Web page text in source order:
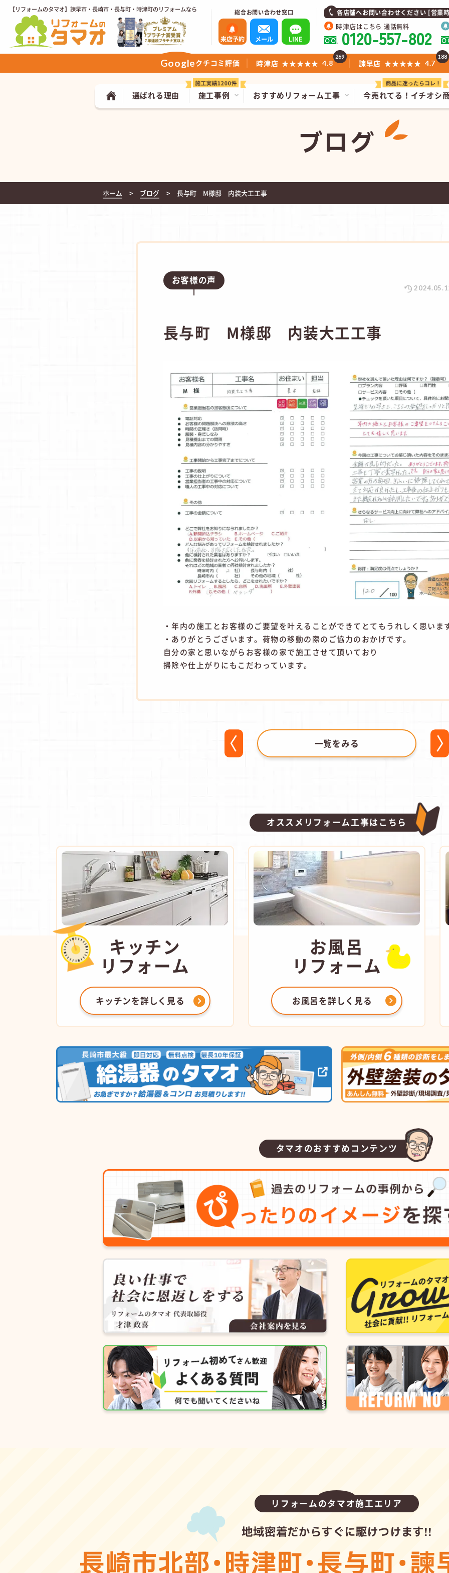
【リフォームのタマオ】諫早市・長崎市・長与町・時津町のリフォームなら 総合お問い合わせ窓口
来店予約 メール LINE
各店舗へお問い合わせください [営
時津店はこちら 通話無料
0120-557-802
今売れてる！ イチオシ
施工事例 おすすめリフォーム工事
選ばれる理由
Googleクチコミ評価 時津店 ★★★★★ 4.8
269
諫早店 ★★★★★ 4.7
188
ブログ
ホーム ブログ 長与町 M様邸 内装大工工事
お客様の声
長与町 M様邸 内装大工工事
・年内の施工とお客様のご要望を叶えることができてとてもうれしく思いま
・ありがとうございます。荷物の移動の際のご協力のおかげです。
自分の家と思いながらお客様の家で施工させて頂いており
掃除や仕上がりにもこだわっています。
一覧をみる
オススメリフォーム工事はこちら
キッチン
リフォーム
キッチンを詳しく見る
お風呂
リフォーム
お風呂を詳しく見る
タマオのおすすめコンテンツ
リフォームのタマオ施工エリア
地域密着だからすぐに駆けつけます!!
長崎市北部・時津町・長与町・諫